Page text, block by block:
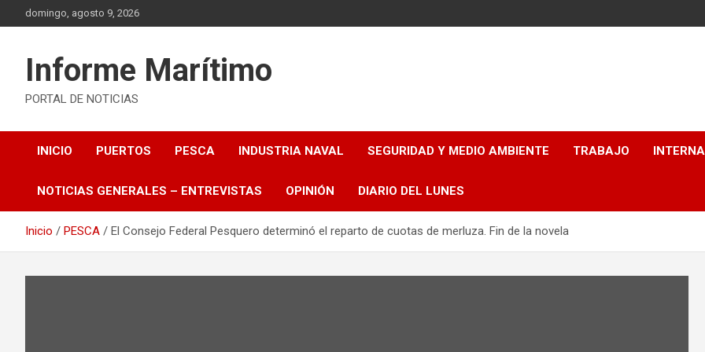
al
domingo, agosto 9, 2026
Informe Marítimo
PORTAL DE NOTICIAS
INICIO PUERTOS PESCA INDUSTRIA NAVAL SEGURIDAD Y MEDIO AMBIENTE TRABAJO
NOTICIAS GENERALES – ENTREVISTAS OPINIÓN DIARIO DEL LUNES
Inicio PESCA El Consejo Federal Pesquero determinó el reparto de cuotas de merluza. Fin de la novela